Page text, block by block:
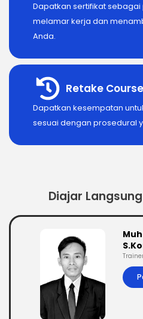
Dapatkan sertifikat
melamar kerja dan
Anda.
Retake Course
Dapatkan kesempatan
sesuai dengan prosedural
Diajar